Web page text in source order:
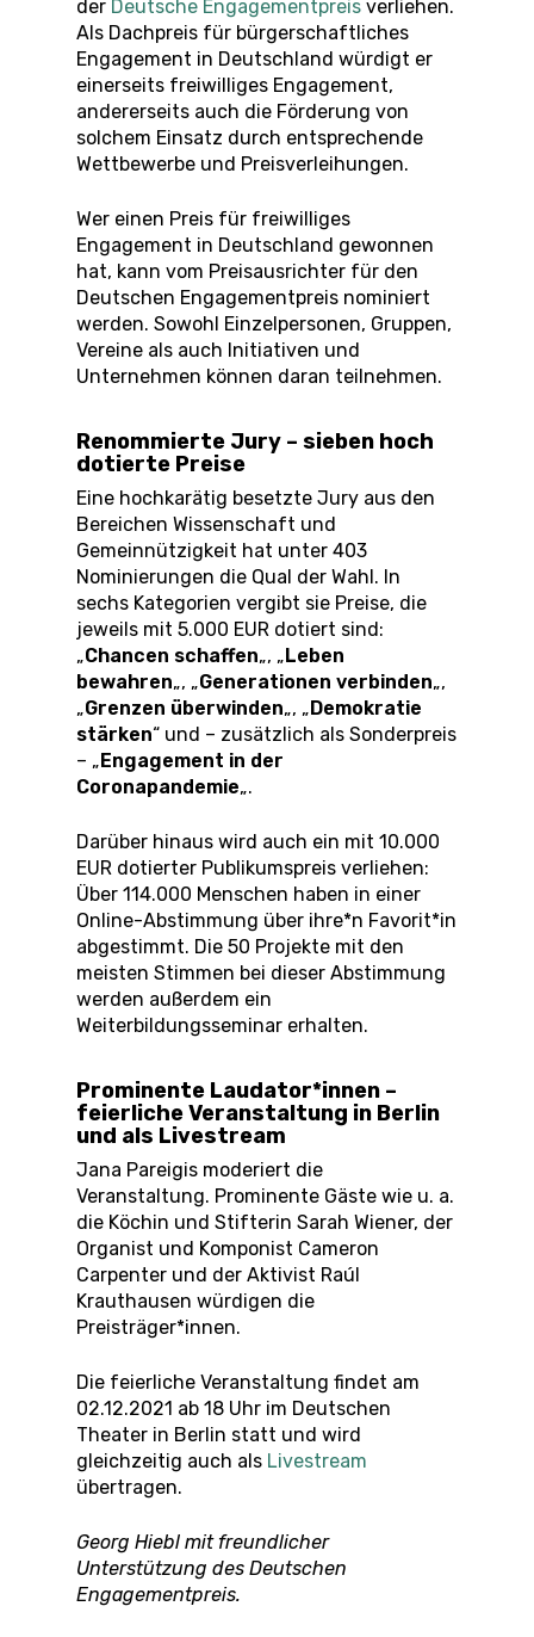
der Deutsche Engagementpreis verliehen.
Als Dachpreis für bürgerschaftliches
Engagement in Deutschland würdigt er
einerseits freiwilliges Engagement,
andererseits auch die Förderung von
solchem Einsatz durch entsprechende
Wettbewerbe und Preisverleihungen.
Wer einen Preis für freiwilliges
Engagement in Deutschland gewonnen
hat, kann vom Preisausrichter für den
Deutschen Engagementpreis nominiert
werden. Sowohl Einzelpersonen, Gruppen,
Vereine als auch Initiativen und
Unternehmen können daran teilnehmen.
Renommierte Jury – sieben hoch
dotierte Preise
Eine hochkarätig besetzte Jury aus den
Bereichen Wissenschaft und
Gemeinnützigkeit hat unter 403
Nominierungen die Qual der Wahl. In
sechs Kategorien vergibt sie Preise, die
jeweils mit 5.000 EUR dotiert sind:
„Chancen schaffen„, „Leben
bewahren„, „Generationen verbinden„,
„Grenzen überwinden„, „Demokratie
stärken“ und – zusätzlich als Sonderpreis
– „Engagement in der
Coronapandemie„.
Darüber hinaus wird auch ein mit 10.000
EUR dotierter Publikumspreis verliehen:
Über 114.000 Menschen haben in einer
Online-Abstimmung über ihre*n Favorit*in
abgestimmt. Die 50 Projekte mit den
meisten Stimmen bei dieser Abstimmung
werden außerdem ein
Weiterbildungsseminar erhalten.
Prominente Laudator*innen –
feierliche Veranstaltung in Berlin
und als Livestream
Jana Pareigis moderiert die
Veranstaltung. Prominente Gäste wie u. a.
die Köchin und Stifterin Sarah Wiener, der
Organist und Komponist Cameron
Carpenter und der Aktivist Raúl
Krauthausen würdigen die
Preisträger*innen.
Die feierliche Veranstaltung findet am
02.12.2021 ab 18 Uhr im Deutschen
Theater in Berlin statt und wird
gleichzeitig auch als Livestream
übertragen.
Georg Hiebl mit freundlicher
Unterstützung des Deutschen
Engagementpreis.